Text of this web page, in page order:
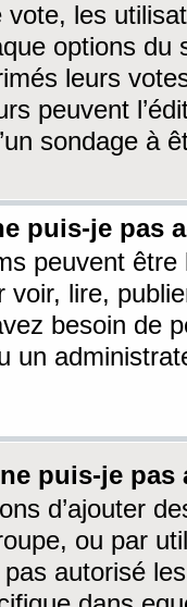
vote, les
options du
leurs
peuvent
sondage à
puis-je pas
peuvent être
voir, lire,
besoin de
un
puis-je
d’ajouter
ou par
pas autorisé